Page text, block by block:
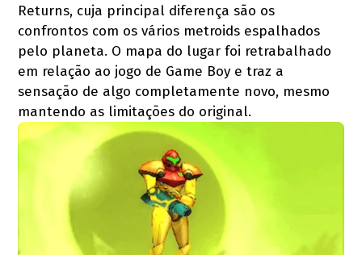
Returns, cuja principal diferença são os
confrontos com os vários metroids espalhados
pelo planeta. O mapa do lugar foi retrabalhado
em relação ao jogo de Game Boy e traz a
sensação de algo completamente novo, mesmo
mantendo as limitações do original.